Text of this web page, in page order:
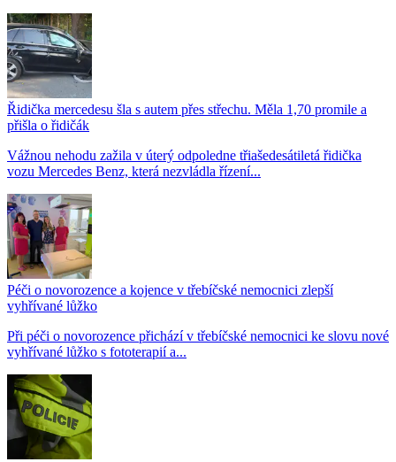
Řidička mercedesu šla s autem přes střechu. Měla 1,70 promile a
přišla o řidičák
Vážnou nehodu zažila v úterý odpoledne třiašedesátiletá řidička
vozu Mercedes Benz, která nezvládla řízení...
Péči o novorozence a kojence v třebíčské nemocnici zlepší
vyhřívané lůžko
Při péči o novorozence přichází v třebíčské nemocnici ke slovu nové
vyhřívané lůžko s fototerapií a...